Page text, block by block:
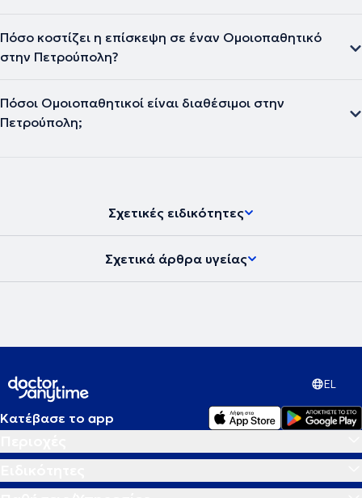
Πόσο κοστίζει η επίσκεψη σε έναν Ομοιοπαθητικό
στην Πετρούπολη?
Πόσοι Ομοιοπαθητικοί είναι διαθέσιμοι στην
Πετρούπολη;
Σχετικές ειδικότητες
Σχετικά άρθρα υγείας
EL
Κατέβασε το app